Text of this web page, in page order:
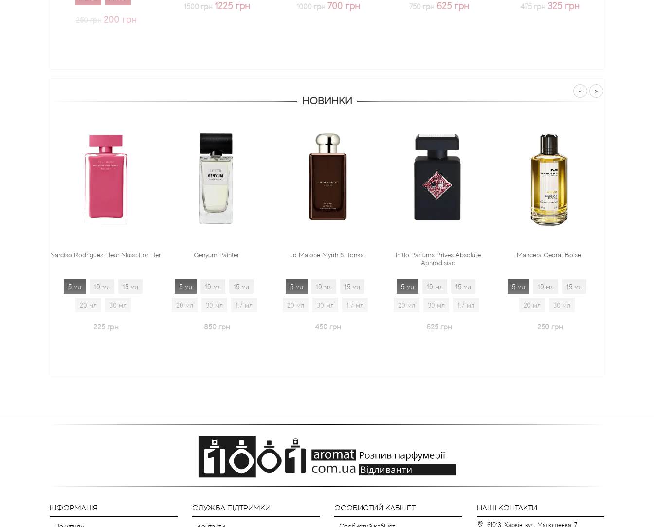
200 грн
1500 грн 1225 грн 1000 грн 700 грн 750 грн 625 грн 475 грн 325 грн
НОВИНКИ
Rodriguez Fleur Musc For Her
15 мл
Genyum Painter
5 мл 15 мл
20 мл 1.7 мл
Jo Malone Myrrh & Tonka
5 мл 15 мл
20 мл 1.7 мл
Initio Parfums Prives Absolute
5 мл 15 мл
20 мл 1.7 мл
Mancera Cedrat Boise
5 мл 15 мл
20 мл
Tiziana Terenzi Orza
5 мл
20 мл
< >
ІНФОРМАЦІЯ СЛУЖБА ПІДТРИМКИ ОСОБИСТИЙ КАБІНЕТ НАШІ КОНТАКТИ
61013, Харків, вул. Матюшенка, 7